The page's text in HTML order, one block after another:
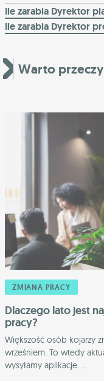
Ile zarabia Dyrektor
Ile zarabia Dyrektor
Warto
ZMIANA PRACY
Dlaczego lato jest
pracy?
Większość osób kojarzy
wrześniem. To wtedy
wysyłamy aplikacje. ...